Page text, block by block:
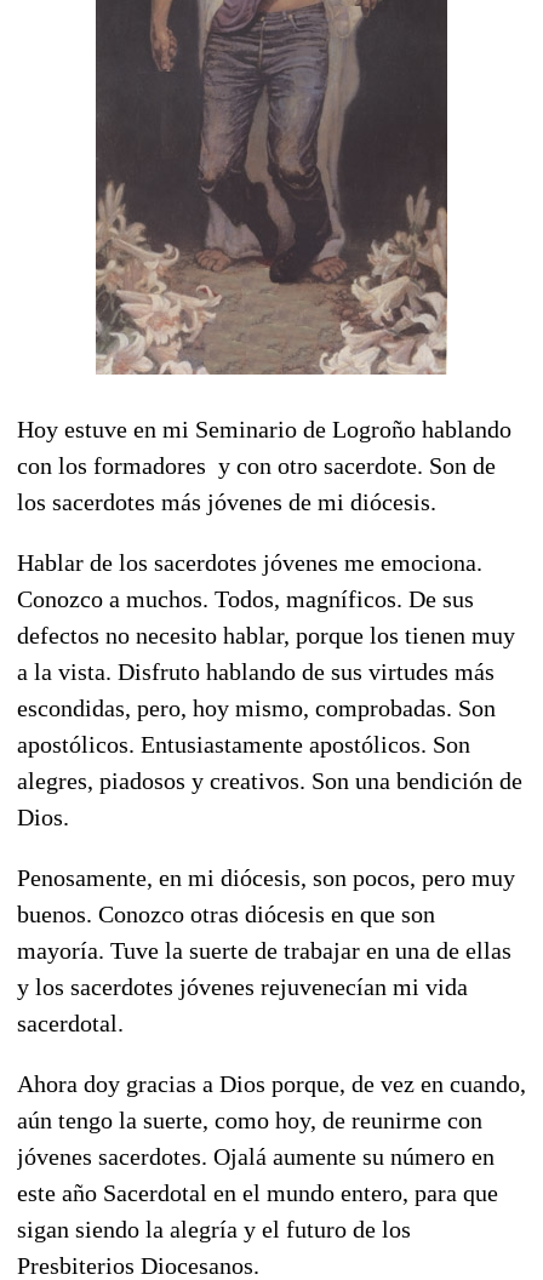
Hoy estuve en mi Seminario de Logroño hablando
con los formadores y con otro sacerdote. Son de
los sacerdotes más jóvenes de mi diócesis.
Hablar de los sacerdotes jóvenes me emociona.
Conozco a muchos. Todos, magníficos. De sus
defectos no necesito hablar, porque los tienen muy
a la vista. Disfruto hablando de sus virtudes más
escondidas, pero, hoy mismo, comprobadas. Son
apostólicos. Entusiastamente apostólicos. Son
alegres, piadosos y creativos. Son una bendición de
Dios.
Penosamente, en mi diócesis, son pocos, pero muy
buenos. Conozco otras diócesis en que son
mayoría. Tuve la suerte de trabajar en una de ellas
y los sacerdotes jóvenes rejuvenecían mi vida
sacerdotal.
Ahora doy gracias a Dios porque, de vez en cuando,
aún tengo la suerte, como hoy, de reunirme con
jóvenes sacerdotes. Ojalá aumente su número en
este año Sacerdotal en el mundo entero, para que
sigan siendo la alegría y el futuro de los
Presbiterios Diocesanos.